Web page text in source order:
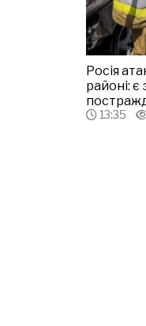
Росія
районі:
13:35